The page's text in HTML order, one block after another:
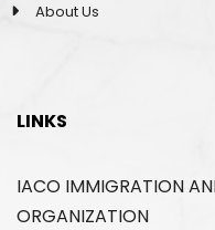
About Us
LINKS
IACO IMMIGRATION
ORGANIZATION